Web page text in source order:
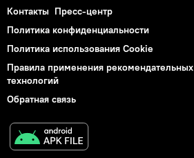
Контакты Пресс-центр
Политика конфиденциальности
Политика использования Cookie
Правила применения рекомендательных
технологий
Обратная связь